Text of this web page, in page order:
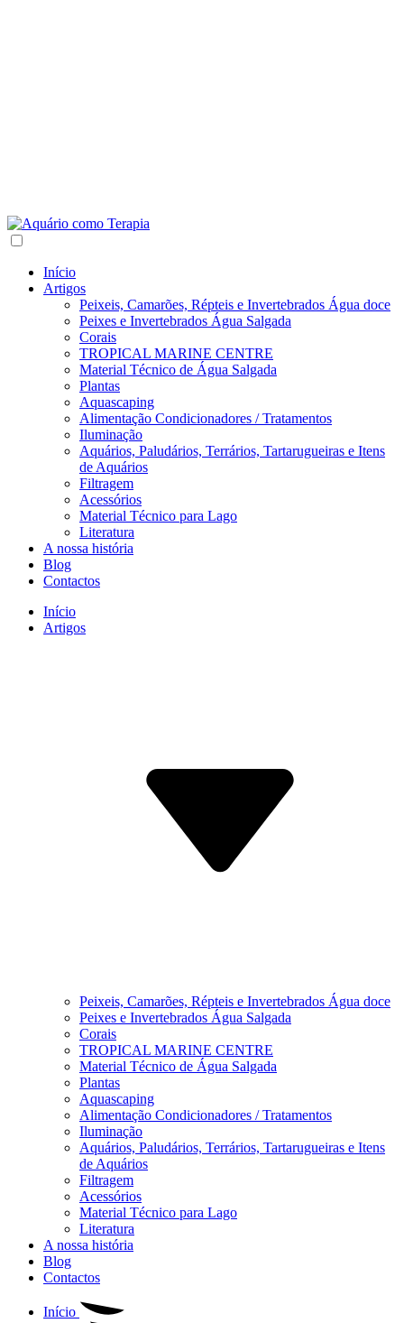
Início
Artigos
Peixeis, Camarões, Répteis e Invertebrados Água doce
Peixes e Invertebrados Água Salgada
Corais
TROPICAL MARINE CENTRE
Material Técnico de Água Salgada
Plantas
Aquascaping
Alimentação Condicionadores / Tratamentos
Iluminação
Aquários, Paludários, Terrários, Tartarugueiras e Itens
de Aquários
Filtragem
Acessórios
Material Técnico para Lago
Literatura
A nossa história
Blog
Contactos
Início
Artigos
Peixeis, Camarões, Répteis e Invertebrados Água doce
Peixes e Invertebrados Água Salgada
Corais
TROPICAL MARINE CENTRE
Material Técnico de Água Salgada
Plantas
Aquascaping
Alimentação Condicionadores / Tratamentos
Iluminação
Aquários, Paludários, Terrários, Tartarugueiras e Itens
de Aquários
Filtragem
Acessórios
Material Técnico para Lago
Literatura
A nossa história
Blog
Contactos
Início